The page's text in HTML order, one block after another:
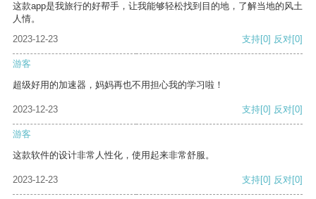
这款app是我旅行的好帮手，让我能够轻松找到目的地，了解当地的风土
人情。
2023-12-23
支持[0] 反对[0]
游客
超级好用的加速器，妈妈再也不用担心我的学习啦！
2023-12-23 支持[0] 反对[0]
游客
这款软件的设计非常人性化，使用起来非常舒服。
2023-12-23 支持[0] 反对[0]